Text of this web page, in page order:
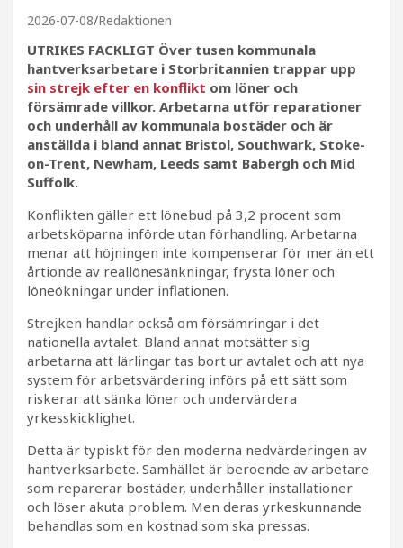
2026-07-08 Redaktionen
UTRIKES FACKLIGT Över tusen kommunala
hantverksarbetare i Storbritannien trappar upp
sin strejk efter en konflikt om löner och
försämrade villkor. Arbetarna utför reparationer
och underhåll av kommunala bostäder och är
anställda i bland annat Bristol, Southwark, Stoke-
on-Trent, Newham, Leeds samt Babergh och Mid
Suffolk.
Konflikten gäller ett lönebud på 3,2 procent som
arbetsköparna införde utan förhandling. Arbetarna
menar att höjningen inte kompenserar för mer än ett
årtionde av reallönesänkningar, frysta löner och
löneökningar under inflationen.
Strejken handlar också om försämringar i det
nationella avtalet. Bland annat motsätter sig
arbetarna att lärlingar tas bort ur avtalet och att nya
system för arbetsvärdering införs på ett sätt som
riskerar att sänka löner och undervärdera
yrkesskicklighet.
Detta är typiskt för den moderna nedvärderingen av
hantverksarbete. Samhället är beroende av arbetare
som reparerar bostäder, underhåller installationer
och löser akuta problem. Men deras yrkeskunnande
behandlas som en kostnad som ska pressas.